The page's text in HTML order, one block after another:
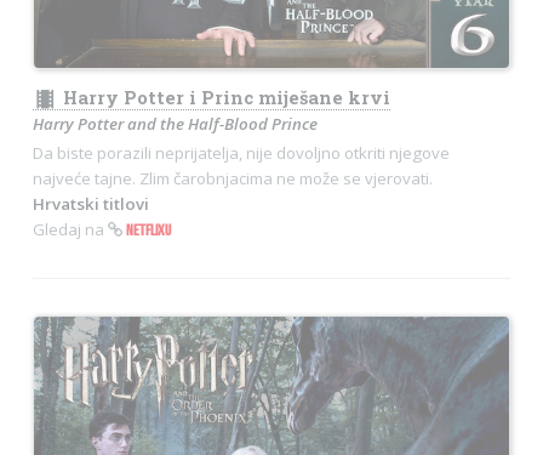
theaters Harry Potter i Princ miješane krvi
Harry Potter and the Half-Blood Prince
Da biste porazili neprijatelja, nije dovoljno otkriti njegove
najveće tajne. Zlim čarobnjacima ne može se vjerovati.
Hrvatski titlovi
Gledaj na
NETFLIXU